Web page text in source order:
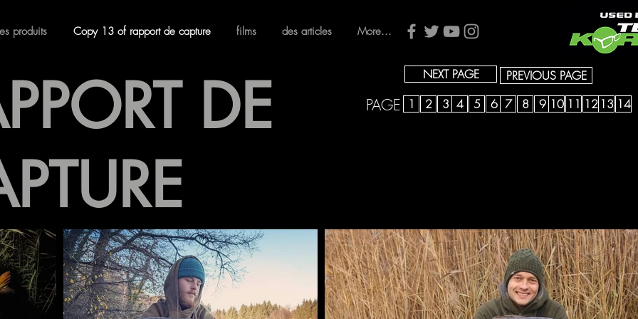
produits Copy 13 of rapport de capture films des articles More...
DE
PAGE 1
NEXT PAGE
2
3 4 5 6 7 8 9 10 11 12
PREVIOUS PAGE
13 14